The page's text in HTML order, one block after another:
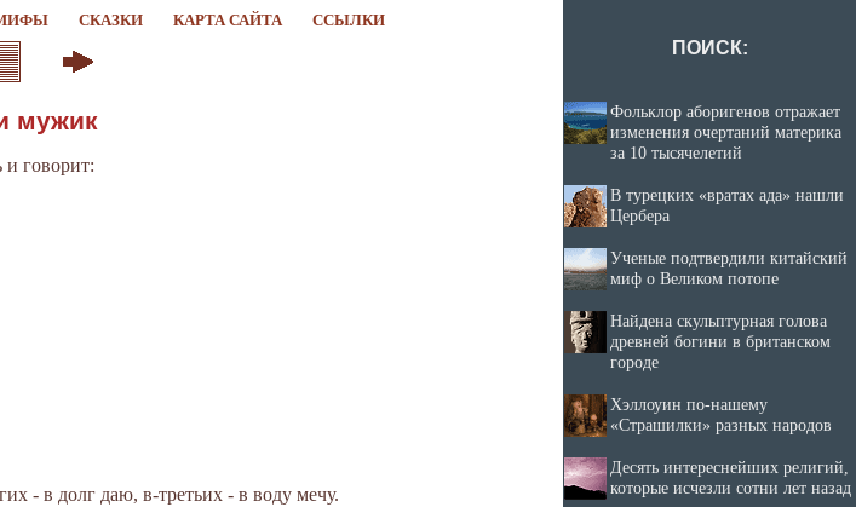
СКАЗКИ КАРТА САЙТА ССЫЛКИ
мужик
говорит:
- в долг даю, в-третьих - в воду мечу.
ПОИСК:
Фольклор аборигенов отражает
изменения очертаний материка
за 10 тысячелетий
В турецких «вратах ада» нашли
Цербера
Ученые подтвердили китайский
миф о Великом потопе
Найдена скульптурная голова
древней богини в британском
городе
Хэллоуин по-нашему
«Страшилки» разных народов
Десять интереснейших религий,
которые исчезли сотни лет назад